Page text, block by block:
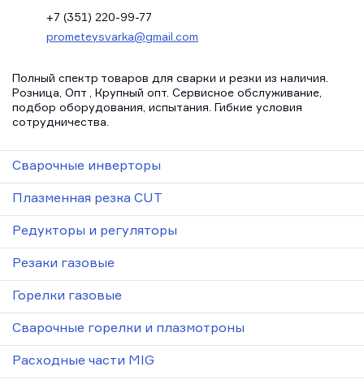
+7 (351) 220-99-77
prometeysvarka@gmail.com
Полный спектр товаров для сварки и резки из наличия.
Розница, Опт , Крупный опт. Сервисное обслуживание,
подбор оборудования, испытания. Гибкие условия
сотрудничества.
Сварочные инверторы
Плазменная резка CUT
Редукторы и регуляторы
Резаки газовые
Горелки газовые
Сварочные горелки и плазмотроны
Расходные части MIG